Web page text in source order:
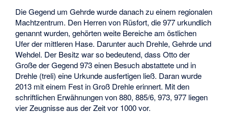
Die Gegend um Gehrde wurde danach zu einem regionalen
Machtzentrum. Den Herren von Rüsfort, die 977 urkundlich
genannt wurden, gehörten weite Bereiche am östlichen
Ufer der mittleren Hase. Darunter auch Drehle, Gehrde und
Wehdel. Der Besitz war so bedeutend, dass Otto der
Große der Gegend 973 einen Besuch abstattete und in
Drehle (treli) eine Urkunde ausfertigen ließ. Daran wurde
2013 mit einem Fest in Groß Drehle erinnert. Mit den
schriftlichen Erwähnungen von 880, 885/6, 973, 977 liegen
vier Zeugnisse aus der Zeit vor 1000 vor.